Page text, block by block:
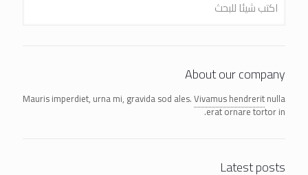
About our company
Mauris imperdiet, urna mi, gravida sod ales.Vivamus hendreritnulla
erat ornare tortor in.
Latest posts